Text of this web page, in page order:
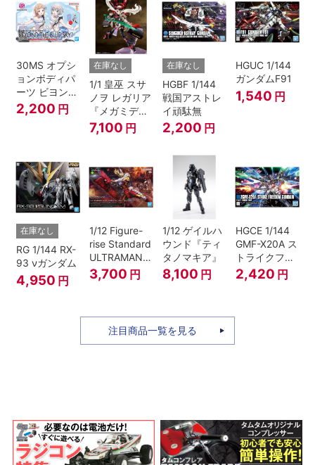
30MS オプシ
ョンボディパ
ーツ ビヨンド
ザブルースカ
イ1[カラーA]
2,200 円
在庫なし
1/1 皇巫 スサ
ノヲ レガリア
『メガミデバ
イス』
7,100 円
在庫なし
HGBF 1/144
戦国アストレ
イ頑駄無
2,200 円
HGUC 1/144
ガンダムF91
1,540 円
在庫なし
RG 1/144 RX-
93 νガンダム
4,950 円
1/12 Figure-
rise Standard
ULTRAMAN
SUIT ZERO
〈SC仕様〉
3,700 円
1/12 ゲイルハ
ウンド『ティ
タノマキア』
8,100 円
HGCE 1/144
GMF-X20A ス
トライクフリ
ーダムガンダ
ム
2,420 円
注目商品一覧を見る